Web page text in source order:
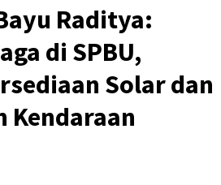
Raditya:
di SPBU,
Solar dan
Kendaraan